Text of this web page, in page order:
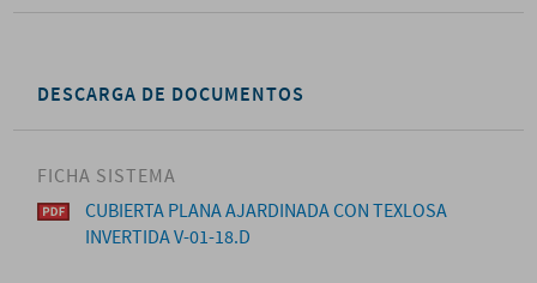
DESCARGA DE DOCUMENTOS
FICHA SISTEMA
CUBIERTA PLANA AJARDINADA CON TEXLOSA
INVERTIDA V-01-18.D